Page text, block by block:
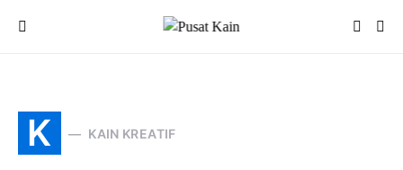
K KAIN KREATIF